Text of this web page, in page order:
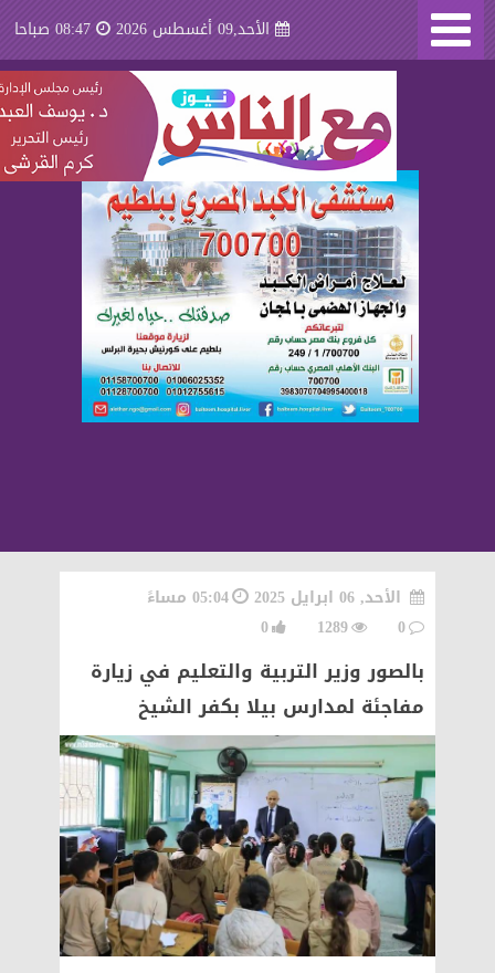
الأحد,09 أغسطس 2026 08:47 صباحا
الأحد, 06 ابرايل 2025
05:04 مساءً
0
1289
0
بالصور وزير التربية والتعليم في زيارة
مفاجئة لمدارس بيلا بكفر الشيخ